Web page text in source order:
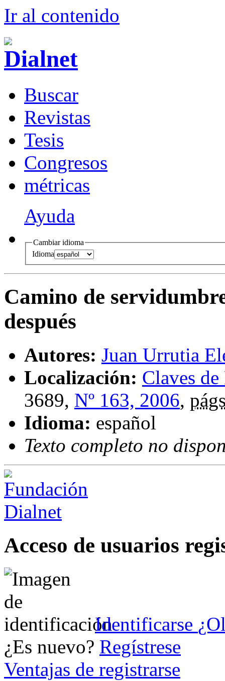
Ir al contenido
Buscar
Revistas
Tesis
Congresos
métricas
Ayuda
Cambiar idioma
Idioma
Camino de
después
Autores: Juan Urrutia
Localización: Claves
3689, Nº 163, 2006,
Idioma: español
Texto completo no
Acceso de usuarios
Identificarse
¿Es nuevo? Regístrese
Ventajas de registrarse